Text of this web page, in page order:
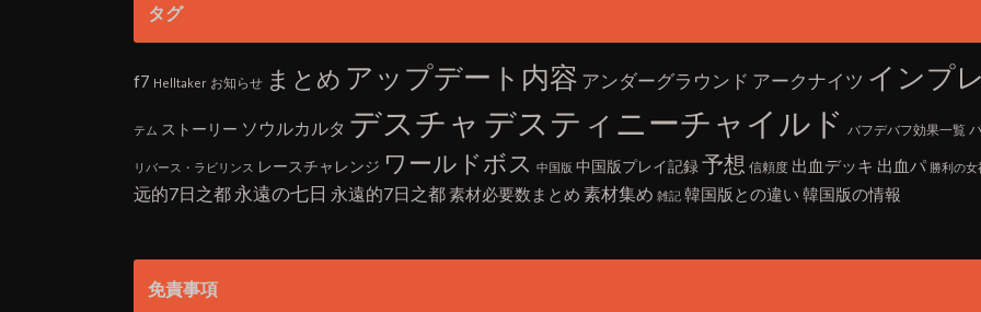
タグ
f7 Helltaker お知らせ まとめ アップデート内容 アンダーグラウンド アークナイツ インプ
テム ストーリー ソウルカルタ デスチャ デスティニーチャイルド バフデバフ効果一覧
リバース・ラビリンス レースチャレンジ ワールドボス 中国版 中国版プレイ記録予想 信頼度 出血デッキ 出血パ 勝利の女
远的7日之都 永遠の七日 永遠的7日之都素材必要数まとめ 素材集め 雑記 韓国版との違い 韓国版の情報
免責事項